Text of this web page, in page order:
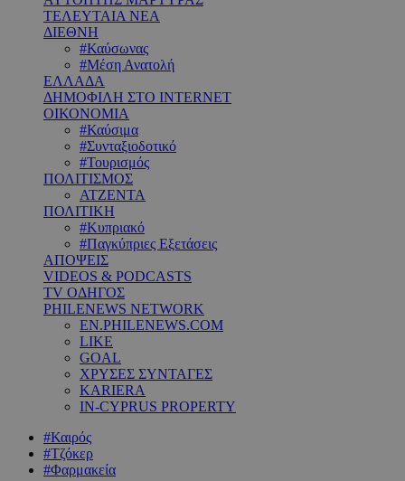
ΤΕΛΕΥΤΑΙΑ ΝΕΑ
ΔΙΕΘΝΗ
#Καύσωνας
#Μέση Ανατολή
ΕΛΛΑΔΑ
ΔΗΜΟΦΙΛΗ ΣΤΟ INTERNET
ΟΙΚΟΝΟΜΙΑ
#Καύσιμα
#Συνταξιοδοτικό
#Τουρισμός
ΠΟΛΙΤΙΣΜΟΣ
ΑΤΖΕΝΤΑ
ΠΟΛΙΤΙΚΗ
#Κυπριακό
#Παγκύπριες Εξετάσεις
ΑΠΟΨΕΙΣ
VIDEOS & PODCASTS
TV ΟΔΗΓΟΣ
PHILENEWS NETWORK
EN.PHILENEWS.COM
LIKE
GOAL
ΧΡΥΣΕΣ ΣΥΝΤΑΓΕΣ
KARIERA
IN-CYPRUS PROPERTY
#Καιρός
#Τζόκερ
#Φαρμακεία